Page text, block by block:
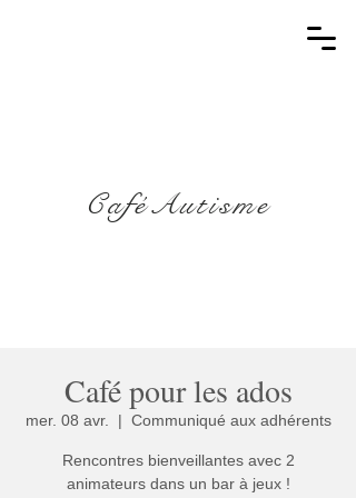
CaféAutisme
Café pour les ados
mer. 08 avr.
  |
Communiqué aux adhérents
Rencontres bienveillantes avec 2
animateurs dans un bar à jeux !